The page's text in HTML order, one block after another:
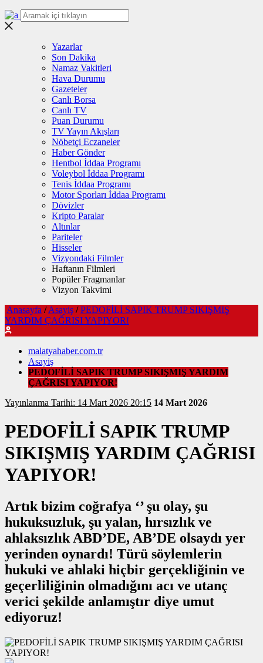
Yazarlar
Son Dakika
Namaz Vakitleri
Hava Durumu
Gazeteler
Canlı Borsa
Canlı TV
Puan Durumu
TV Yayın Akışları
Nöbetçi Eczaneler
Haber Gönder
Hentbol İddaa Programı
Voleybol İddaa Programı
Tenis İddaa Programı
Motor Sporları İddaa Programı
Dövizler
Kripto Paralar
Altınlar
Pariteler
Hisseler
Vizyondaki Filmler
Haftanın Filmleri
Popüler Fragmanlar
Vizyon Takvimi
Anasayfa / Asayiş / PEDOFİLİ SAPIK TRUMP SIKIŞMIŞ
YARDIM ÇAĞRISI YAPIYOR!
malatyahaber.com.tr
Asayiş
PEDOFİLİ SAPIK TRUMP SIKIŞMIŞ YARDIM
ÇAĞRISI YAPIYOR!
Yayınlanma Tarihi: 14 Mart 2026 20:15 14 Mart 2026
PEDOFİLİ SAPIK TRUMP
SIKIŞMIŞ YARDIM ÇAĞRISI
YAPIYOR!
Artık bizim coğrafya ‘’ şu olay, şu
hukuksuzluk, şu yalan, hırsızlık ve
ahlaksızlık ABD’DE, AB’DE olsaydı yer
yerinden oynardı! Türü söylemlerin
hukuki ve ahlaki hiçbir gerçekliğinin ve
geçerliliğinin olmadığını acı ve utanç
verici şekilde anlamıştır diye umut
ediyoruz!